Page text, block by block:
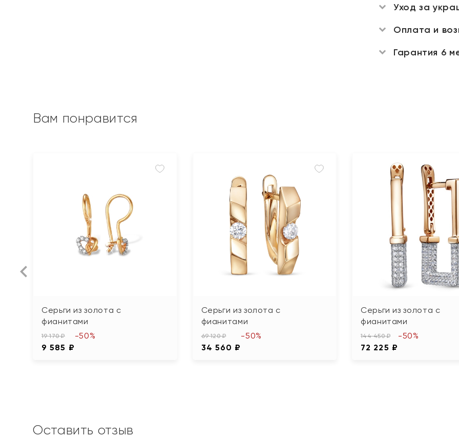
Уход за
Оплата и
Гарантия 6
Вам понравится
Серьги из золота с
фианитами
19 170 ₽
9 585 ₽
-50%
Серьги из золота с
фианитами
69 120 ₽
34 560 ₽
-50%
Серьги из золота с
фианитами
144 450 ₽
72 225 ₽
-50%
Оставить отзыв